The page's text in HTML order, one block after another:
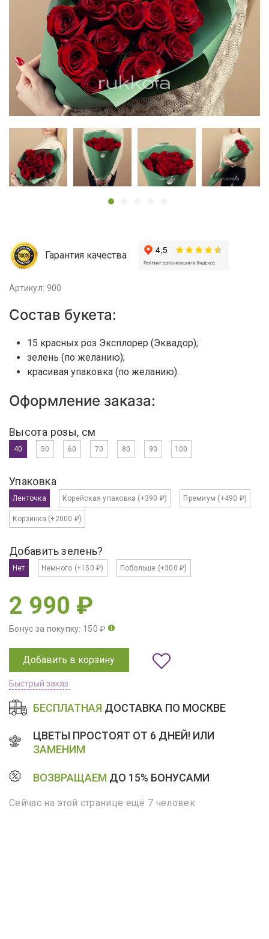
Гарантия качества
Артикул: 900
Состав букета:
15 красных роз Эксплорер (Эквадор);
зелень (по желанию);
красивая упаковка (по желанию).
Оформление заказа:
Высота розы, см
40 50 60 70 80 90 100
Упаковка
Ленточка Корейская упаковка (+390 ₽) Премиум (+490 ₽)
Корзинка (+2000 ₽)
Добавить зелень?
Нет Немного (+150 ₽) Побольше (+300 ₽)
2 990 ₽
Бонус за покупку: 150 ₽
Добавить в корзину
Быстрый заказ
БЕСПЛАТНАЯ ДОСТАВКА ПО МОСКВЕ
ЦВЕТЫ ПРОСТОЯТ ОТ 6 ДНЕЙ! ИЛИ
ЗАМЕНИМ
ВОЗВРАЩАЕМ ДО 15% БОНУСАМИ
Сейчас на этой странице ещё 7 человек